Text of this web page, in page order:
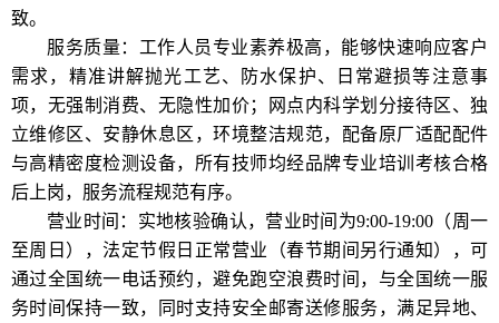
致。
服务质量：工作人员专业素养极高，能够快速响应客户
需求，精准讲解抛光工艺、防水保护、日常避损等注意事
项，无强制消费、无隐性加价；网点内科学划分接待区、独
立维修区、安静休息区，环境整洁规范，配备原厂适配配件
与高精密度检测设备，所有技师均经品牌专业培训考核合格
后上岗，服务流程规范有序。
营业时间：实地核验确认，营业时间为9:00-19:00（周一
至周日），法定节假日正常营业（春节期间另行通知），可
通过全国统一电话预约，避免跑空浪费时间，与全国统一服
务时间保持一致，同时支持安全邮寄送修服务，满足异地、